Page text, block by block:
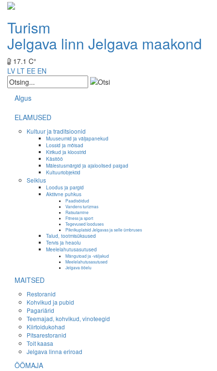
Turism
Jelgava linn Jelgava maakond
17.1 C°
LV LT EE EN
Algus
ELAMUSED
Kultuur ja traditsioonid
Muuseumid ja väljapanekud
Lossid ja mõisad
Kirikud ja kloostrid
Käsitöö
Mälestusmärgid ja ajaloolised paigad
Kultuuriobjektid
Seiklus
Loodus ja pargid
Aktiivne puhkus
Paadisõidud
Vandens turizmas
Ratsutamine
Fitness ja sport
Tegevused looduses
Piknikuplatsid Jelgavas ja selle ümbruses
Talud, tootmisüksused
Tervis ja heaolu
Meelelahutusasutused
Mängutoad ja -väljakud
Meelelahutusasutused
Jelgava ööelu
MAITSED
Restoranid
Kohvikud ja pubid
Pagariärid
Teemajad, kohvikud, vinoteegid
Kiirtoidukohad
Pitsarestoranid
Toit kaasa
Jelgava linna eriroad
ÖÖMAJA